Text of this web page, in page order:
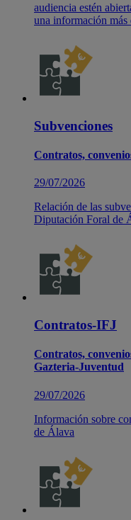
audiencia estén
una información más
Subvenciones
Contratos,
29/07/2026
Relación de las
Diputación Foral de
Contratos-IFJ
Contratos,
Gazteria-Juventud
29/07/2026
Información sobre
de Álava